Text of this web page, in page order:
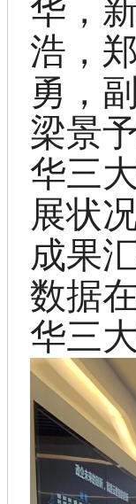
华 ，
浩 ，
勇 ，
梁景予
华三
展状
成果
数据
华三